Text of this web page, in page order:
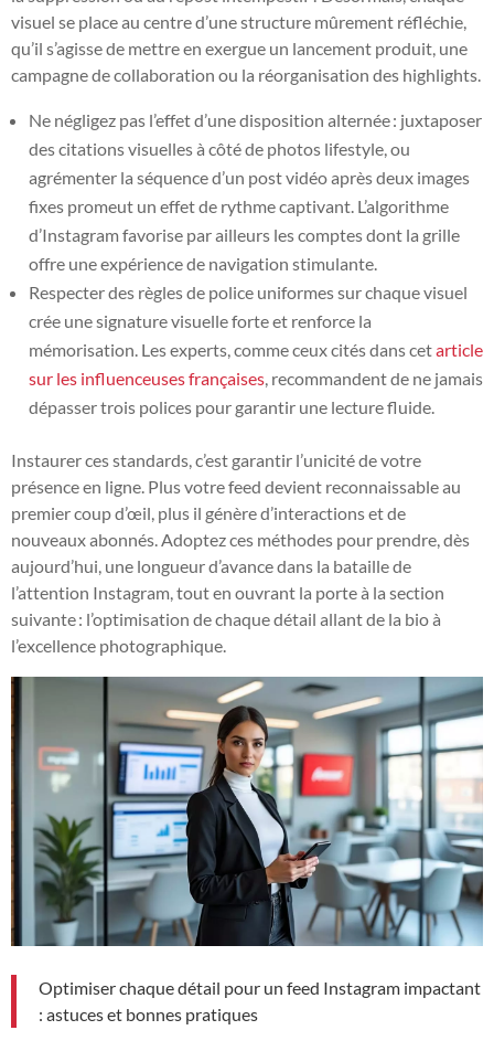
visuel se place au centre d’une structure mûrement réfléchie,
qu’il s’agisse de mettre en exergue un lancement produit, une
campagne de collaboration ou la réorganisation des highlights.
Ne négligez pas l’effet d’une disposition alternée : juxtaposer
des citations visuelles à côté de photos lifestyle, ou
agrémenter la séquence d’un post vidéo après deux images
fixes promeut un effet de rythme captivant. L’algorithme
d’Instagram favorise par ailleurs les comptes dont la grille
offre une expérience de navigation stimulante.
Respecter des règles de police uniformes sur chaque visuel
crée une signature visuelle forte et renforce la
mémorisation. Les experts, comme ceux cités dans cetarticle
sur les influenceuses françaises , recommandent de ne jamais
dépasser trois polices pour garantir une lecture fluide.
Instaurer ces standards, c’est garantir l’unicité de votre
présence en ligne. Plus votre feed devient reconnaissable au
premier coup d’œil, plus il génère d’interactions et de
nouveaux abonnés. Adoptez ces méthodes pour prendre, dès
aujourd’hui, une longueur d’avance dans la bataille de
l’attention Instagram, tout en ouvrant la porte à la section
suivante : l’optimisation de chaque détail allant de la bio à
l’excellence photographique.
Optimiser chaque détail pour un feed Instagram impactant
: astuces et bonnes pratiques